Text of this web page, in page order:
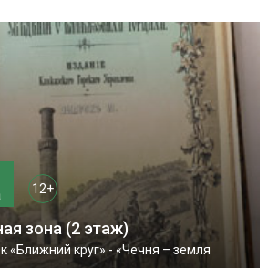
12+
зона (2 этаж)
«Ближний круг» - «Чечня – земля